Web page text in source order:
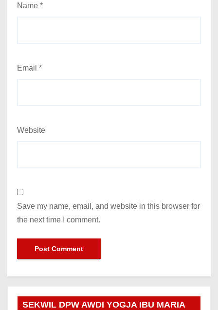
Name *
Email *
Website
Save my name, email, and website in this browser for
the next time I comment.
SEKWIL DPW AWDI YOGJA IBU MARIA